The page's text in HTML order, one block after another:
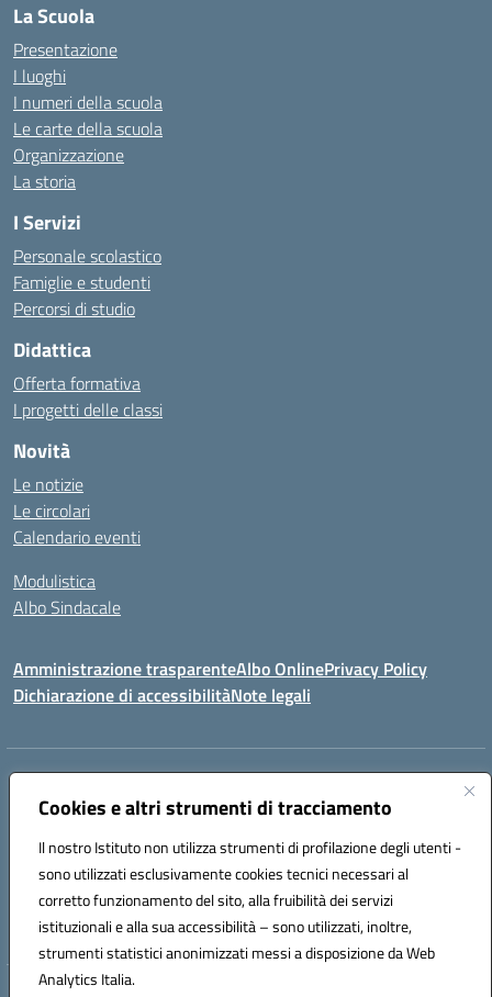
Cookies e altri strumenti di tracciamento
Il nostro Istituto non utilizza strumenti di profilazione degli utenti -
sono utilizzati esclusivamente cookies tecnici necessari al
corretto funzionamento del sito, alla fruibilità dei servizi
istituzionali e alla sua accessibilità – sono utilizzati, inoltre,
strumenti statistici anonimizzati messi a disposizione da Web
Analytics Italia.
La Scuola
Presentazione
I luoghi
I numeri della scuola
Le carte della scuola
Organizzazione
La storia
I Servizi
Personale scolastico
Famiglie e studenti
Percorsi di studio
Didattica
Offerta formativa
I progetti delle classi
Novità
Le notizie
Le circolari
Calendario eventi
Modulistica
Albo Sindacale
Amministrazione trasparenteAlbo OnlinePrivacy Policy
Dichiarazione di accessibilitàNote legali
Indirizzo:
Centralino:0994722507 Email:TAIC873006@istruzione.it
Codice fiscale: 90279480736
Codice meccanografico:
TAIC873006
Codice unico di fatturazione (CUF): 488XBQ